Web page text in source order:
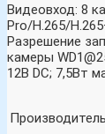
Видеовход: 8
Pro/H.265/
Разрешение
камеры
12В DC; 7,5Вт
Производитель